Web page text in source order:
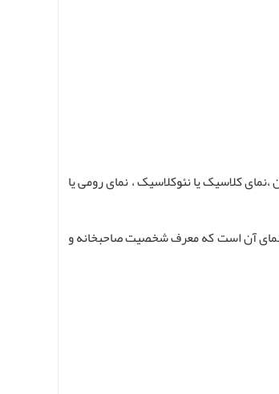
کلاسیک یا نئوکلاسیک ، نمای رومی یا
آن است که معرف شخصیت صاحبخانه و